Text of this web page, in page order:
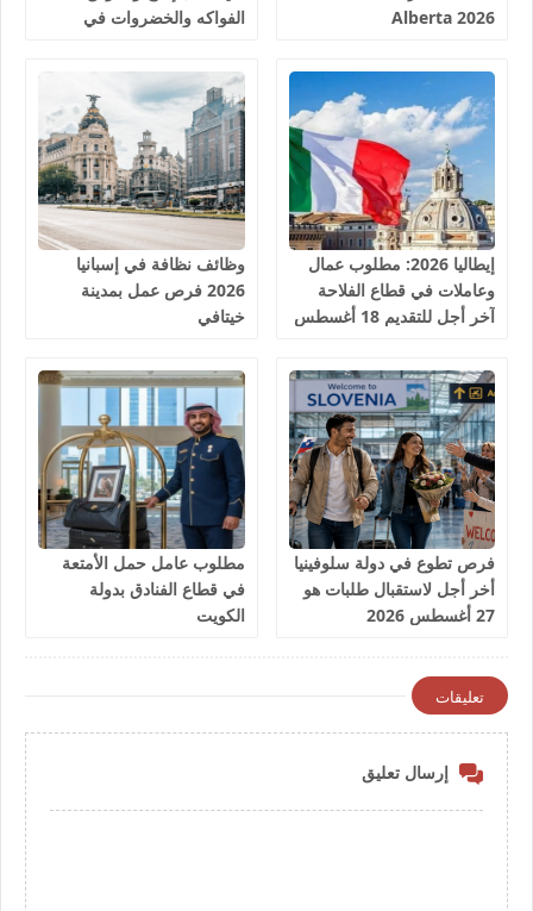
Alberta 2026
الفواكه والخضروات في
إيطاليا 2026: مطلوب عمال
وعاملات في قطاع الفلاحة
آخر أجل للتقديم 18 أغسطس
وظائف نظافة في إسبانيا
2026 فرص عمل بمدينة
خيتافي
فرص تطوع في دولة سلوفينيا
أخر أجل لاستقبال طلبات هو
27 أغسطس 2026
مطلوب عامل حمل الأمتعة
في قطاع الفنادق بدولة
الكويت
تعليقات
إرسال تعليق